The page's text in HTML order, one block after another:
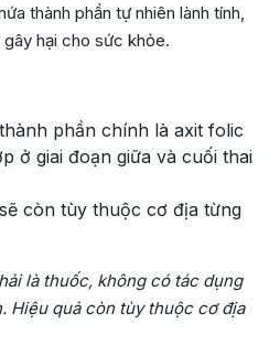
thành phần tự nhiên lành tính,
hại cho sức khỏe.
phần chính là axit folic
ở giai đoạn giữa và cuối thai
còn tùy thuộc cơ địa từng
là thuốc, không có tác dụng
Hiệu quả còn tùy thuộc cơ địa